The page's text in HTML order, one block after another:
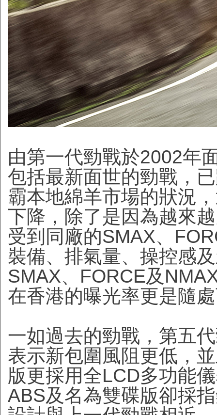
由第一代勁戰於2002年
包括最新面世的勁戰，
霸本地綿羊市場的狀況
下降，除了是因為越來
受到同廠的SMAX、
裝備、排氣量、操控感
SMAX、FORCE及
在香港的曝光率更是隨
一如過去的勁戰，第五
表示新包圍風阻更低，
版更採用全LCD多功能
ABS及名為雙碟版卻採